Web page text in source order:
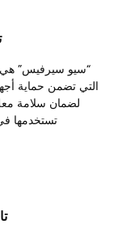
“سيو سيرفيس” هي
التي تضمن حماية
لضمان سلامة
تستخدمها